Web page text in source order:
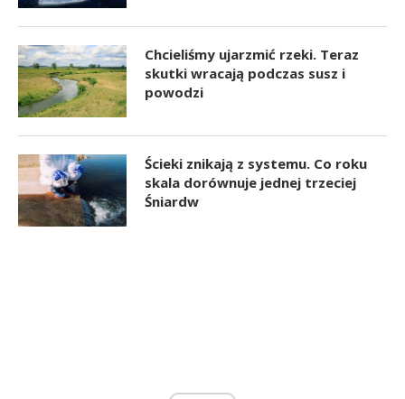
Chcieliśmy ujarzmić rzeki. Teraz
skutki wracają podczas susz i
powodzi
Ścieki znikają z systemu. Co roku
skala dorównuje jednej trzeciej
Śniardw